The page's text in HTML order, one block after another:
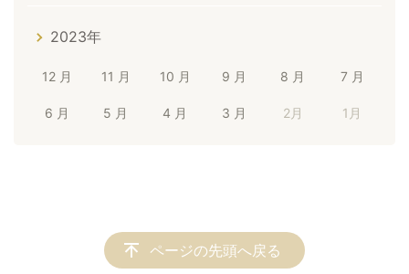
2023年
12 月 11 月 10 月 9 月 8 月 7 月
6 月 5 月 4 月 3 月 2月 1月
ページの先頭へ戻る